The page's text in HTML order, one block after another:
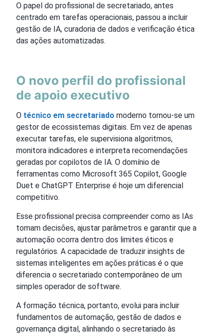
O papel do profissional de secretariado, antes
centrado em tarefas operacionais, passou a incluir
gestão de IA, curadoria de dados e verificação ética
das ações automatizadas.
O novo perfil do profissional
de apoio executivo
O técnico em secretariado moderno tornou-se um
gestor de ecossistemas digitais. Em vez de apenas
executar tarefas, ele supervisiona algoritmos,
monitora indicadores e interpreta recomendações
geradas por copilotos de IA. O domínio de
ferramentas como Microsoft 365 Copilot, Google
Duet e ChatGPT Enterprise é hoje um diferencial
competitivo.
Esse profissional precisa compreender como as IAs
tomam decisões, ajustar parâmetros e garantir que a
automação ocorra dentro dos limites éticos e
regulatórios. A capacidade de traduzir insights de
sistemas inteligentes em ações práticas é o que
diferencia o secretariado contemporâneo de um
simples operador de software.
A formação técnica, portanto, evolui para incluir
fundamentos de automação, gestão de dados e
governança digital, alinhando o secretariado às